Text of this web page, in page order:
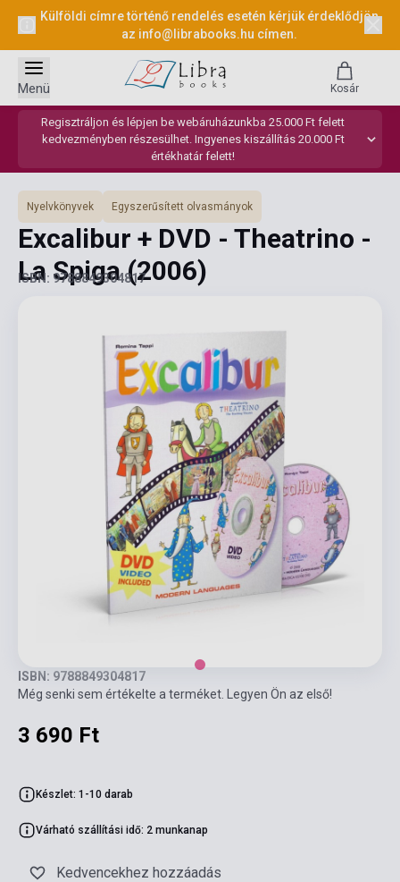
Külföldi címre történő rendelés esetén kérjük érdeklődjön
az info@librabooks.hu címen.
Regisztráljon és lépjen be webáruházunkba 25.000 Ft felett
kedvezményben részesülhet. Ingyenes kiszállítás 20.000 Ft
értékhatár felett!
Menü Kosár
Nyelvkönyvek Egyszerűsített olvasmányok
Excalibur + DVD - Theatrino -
La Spiga(2006)
ISBN: 9788849304817
ISBN: 9788849304817
Még senki sem értékelte a terméket. Legyen Ön az első!
3 690 Ft
Készlet: 1-10 darab
Várható szállítási idő: 2 munkanap
Kedvencekhez hozzáadás